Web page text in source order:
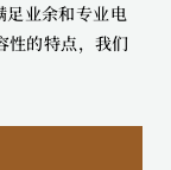
足业余和专业电
性的特点，我们